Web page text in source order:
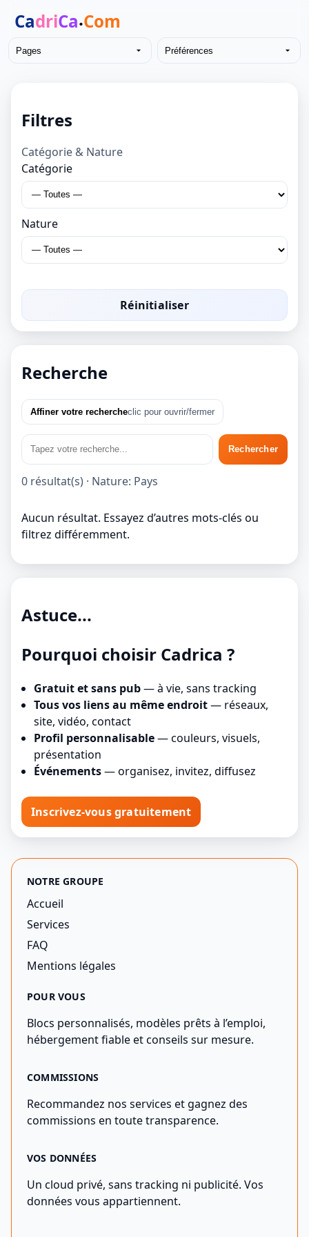
Pages Préférences
Filtres
Catégorie & Nature
Catégorie
Nature
Réinitialiser
Recherche
Affiner votre rechercheclic pour ouvrir/fermer
Rechercher
0 résultat(s) · Nature: Pays
Aucun résultat. Essayez d’autres mots-clés ou
filtrez différemment.
Astuce...
Pourquoi choisir Cadrica ?
Gratuit et sans pub— à vie, sans tracking
Tous vos liens au même endroit— réseaux,
site, vidéo, contact
Profil personnalisable— couleurs, visuels,
présentation
Événements— organisez, invitez, diffusez
Inscrivez-vous gratuitement
NOTRE GROUPE
Accueil
Services
FAQ
Mentions légales
POUR VOUS
Blocs personnalisés, modèles prêts à l’emploi,
hébergement fiable et conseils sur mesure.
COMMISSIONS
Recommandez nos services et gagnez des
commissions en toute transparence.
VOS DONNÉES
Un cloud privé, sans tracking ni publicité. Vos
données vous appartiennent.